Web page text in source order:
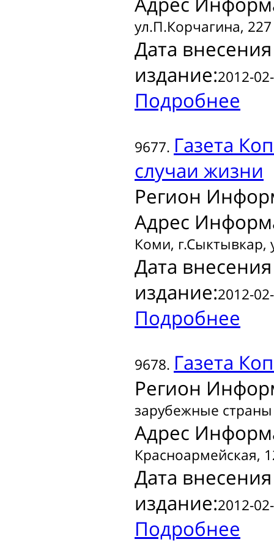
ул.П.Корчагина, 227
Дата
издание:2012-
Подробнее
9677. Газета
случаи жизни
Регион
Адрес
Коми, г.Сыктывкар,
Дата
издание:2012-
Подробнее
9678. Газета
Регион
зарубежные страны
Адрес
Красноармейская,
Дата
издание:2012-
Подробнее